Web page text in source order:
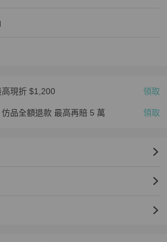
介紹
高現折 $1,200 領取
仿品全額退款 最高再賠 5 萬 領取